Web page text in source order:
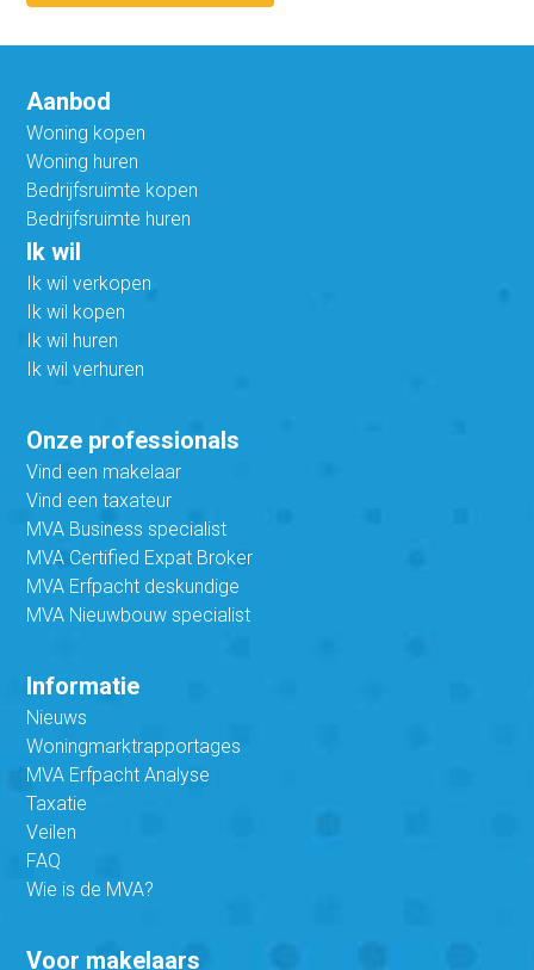
Aanbod
Woning kopen
Woning huren
Bedrijfsruimte kopen
Bedrijfsruimte huren
Ik wil
Ik wil verkopen
Ik wil kopen
Ik wil huren
Ik wil verhuren
Onze professionals
Vind een makelaar
Vind een taxateur
MVA Business specialist
MVA Certified Expat Broker
MVA Erfpacht deskundige
MVA Nieuwbouw specialist
Informatie
Nieuws
Woningmarktrapportages
MVA Erfpacht Analyse
Taxatie
Veilen
FAQ
Wie is de MVA?
Voor makelaars